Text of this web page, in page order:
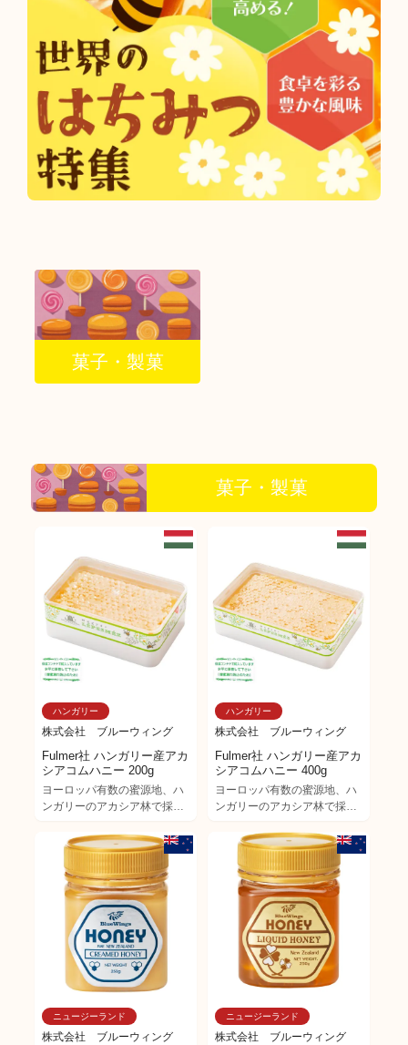
菓子・製菓
菓子・製菓
ハンガリー
株式会社 ブルーウィング
Fulmer社 ハンガリー産アカ
シアコムハニー 200g
ヨーロッパ有数の蜜源地、ハ
ンガリーのアカシア林で採れ
じ込めた“天然のジュエリ
ー”──それが【ハンガリー産
アカシアのコムハニー】で
す。 世界有数のアカシアの蜜
源地・ハンガリーで採れた完
熟蜂蜜を、蜜蝋ごと丸ごと閉
じ込めた贅沢な一品。 そのま
まスプーンですくって、自然
のままの「甘さ」「香り」
「栄養」をお楽しみいただけ
コムハニーで、体にも心にも
甘くて健康なひとときを。 ブ
ハンガリー
株式会社 ブルーウィング
Fulmer社 ハンガリー産アカ
シアコムハニー 400g
ヨーロッパ有数の蜜源地、ハ
ンガリーのアカシア林で採れ
じ込めた“天然のジュエリ
ー”──それが【ハンガリー産
アカシアのコムハニー】で
す。 世界有数のアカシアの蜜
源地・ハンガリーで採れた完
熟蜂蜜を、蜜蝋ごと丸ごと閉
じ込めた贅沢な一品。 そのま
まスプーンですくって、自然
のままの「甘さ」「香り」
「栄養」をお楽しみいただけ
コムハニーで、体にも心にも
甘くて健康なひとときを。 ブ
ニュージーランド
株式会社 ブルーウィング
ニュージーランド
株式会社 ブルーウィング